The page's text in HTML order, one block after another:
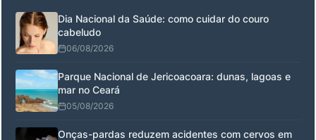
Dia Nacional da Saúde: como cuidar do couro
cabeludo
06/08/2026
Parque Nacional de Jericoacoara: dunas, lagoas e
mar no Ceará
05/08/2026
Onças-pardas reduzem acidentes com cervos em